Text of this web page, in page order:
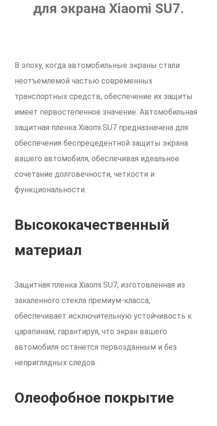
для экрана Xiaomi SU7.
В эпоху, когда автомобильные экраны стали
неотъемлемой частью современных
транспортных средств, обеспечение их защиты
имеет первостепенное значение. Автомобильная
защитная пленка Xiaomi SU7 предназначена для
обеспечения беспрецедентной защиты экрана
вашего автомобиля, обеспечивая идеальное
сочетание долговечности, четкости и
функциональности.
Высококачественный
материал
Защитная пленка Xiaomi SU7, изготовленная из
закаленного стекла премиум-класса,
обеспечивает исключительную устойчивость к
царапинам, гарантируя, что экран вашего
автомобиля останется первозданным и без
неприглядных следов.
Олеофобное покрытие